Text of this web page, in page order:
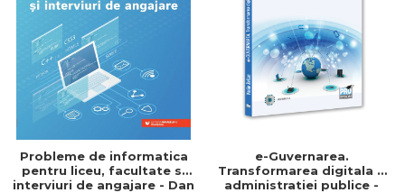
ADMINISTRATIVE
ȘTIINȚE ECONOMICE
ȘTIINȚE EXACTE
EDUCAȚIE FIZICĂ ȘI SPORT
PREUNIVERSITARIA
TIMP LIBER
ÎN CURS DE APARIȚIE
NOUTĂȚI
Cum Cumpăr
Livrare
Politica de Retur
Formular de Retur
Distribuitori
Probleme de informatica
pentru liceu, facultate si
interviuri de angajare - Dan
e-Guvernarea.
Transformarea digitala a
administratiei publice -